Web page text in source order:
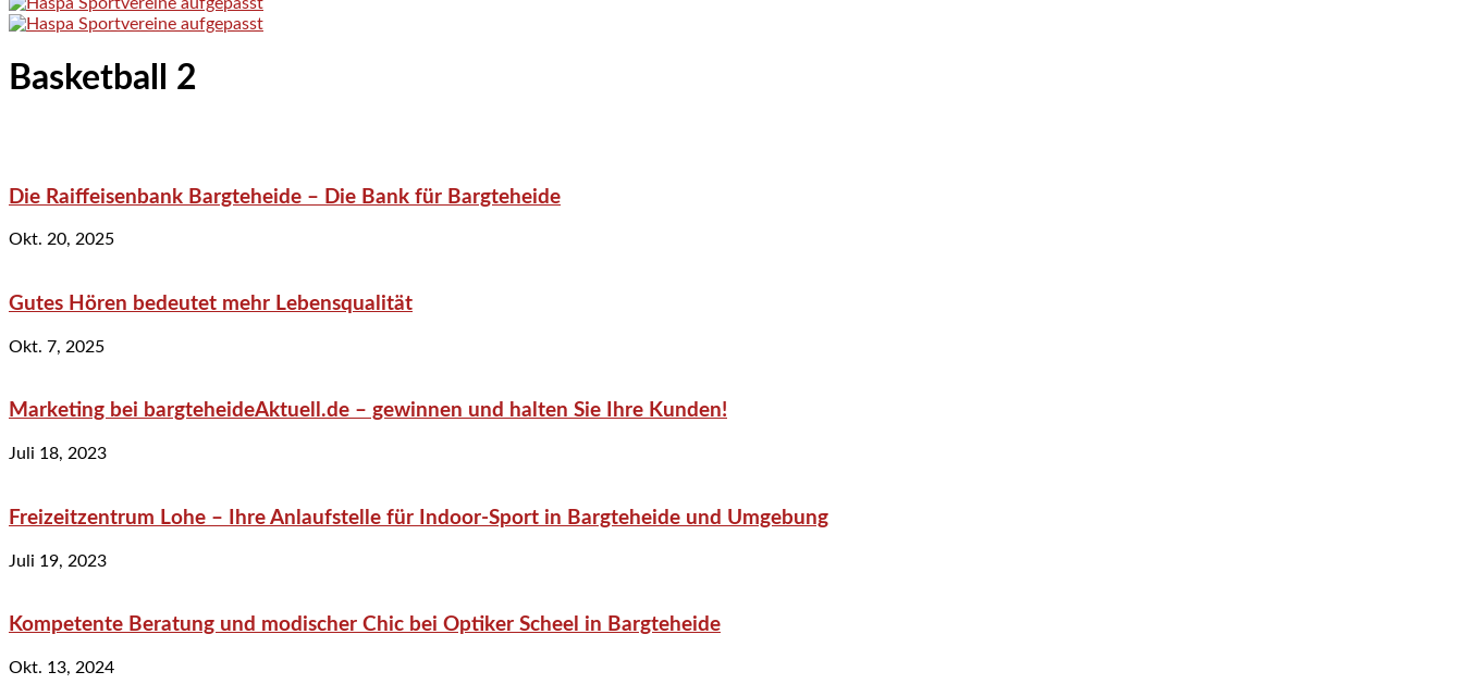
Basketball 2
Die Raiffeisenbank Bargteheide – Die Bank für Bargteheide
Okt. 20, 2025
Gutes Hören bedeutet mehr Lebensqualität
Okt. 7, 2025
Marketing bei bargteheideAktuell.de – gewinnen und halten Sie Ihre Kunden!
Juli 18, 2023
Freizeitzentrum Lohe – Ihre Anlaufstelle für Indoor-Sport in Bargteheide und Umgebung
Juli 19, 2023
Kompetente Beratung und modischer Chic bei Optiker Scheel in Bargteheide
Okt. 13, 2024